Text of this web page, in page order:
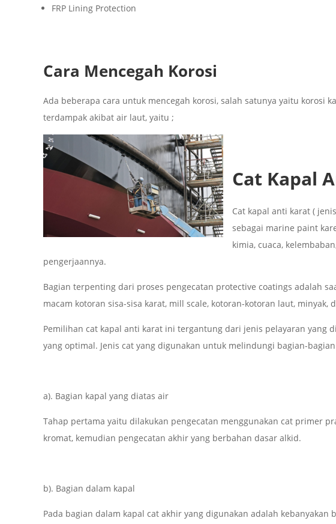
FRP Lining Protection
Cara Mencegah Korosi
Ada beberapa cara untuk mencegah korosi, salah satunya yaitu korosi
terdampak akibat air laut, yaitu ;
Cat Kapal
Cat kapal anti karat (
sebagai marine paint
kimia, cuaca,
pengerjaannya.
Bagian terpenting dari proses pengecatan protective coatings adalah
macam kotoran sisa-sisa karat, mill scale, kotoran-kotoran laut, minyak,
Pemilihan cat kapal anti karat ini tergantung dari jenis pelayaran yang
yang optimal. Jenis cat yang digunakan untuk melindungi bagian-
a). Bagian kapal yang diatas air
Tahap pertama yaitu dilakukan pengecatan menggunakan cat primer
kromat, kemudian pengecatan akhir yang berbahan dasar alkid.
b). Bagian dalam kapal
Pada bagian dalam kapal cat akhir yang digunakan adalah